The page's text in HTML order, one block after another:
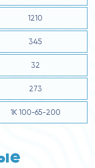
1210
345
32
273
1К 100-65-200